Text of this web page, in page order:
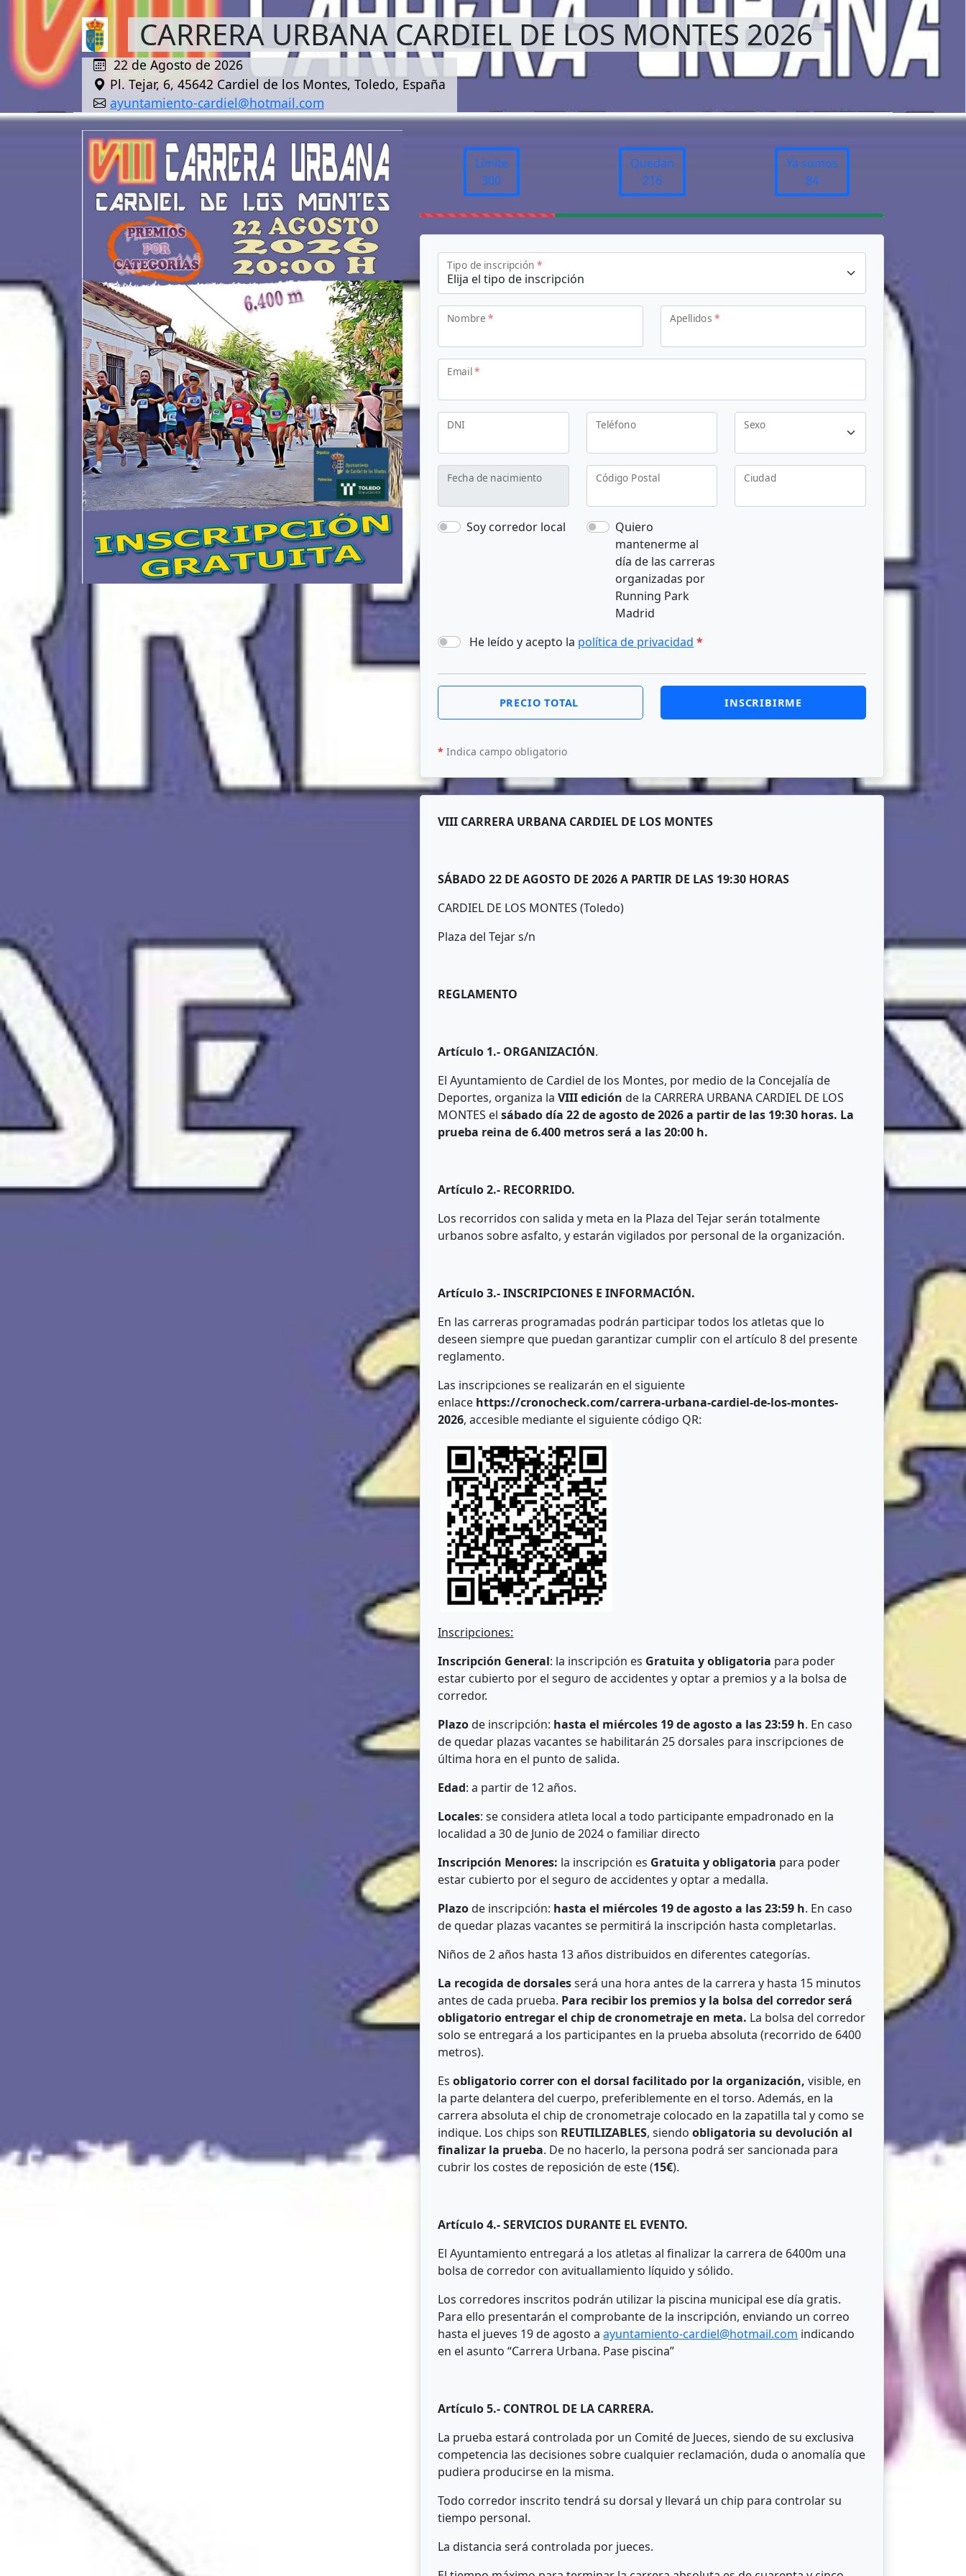
CARRERA URBANA CARDIEL DE LOS MONTES 2026
22 de Agosto de 2026
Pl. Tejar, 6, 45642 Cardiel de los Montes, Toledo, España
ayuntamiento-cardiel@hotmail.com
Límite
300
Quedan
216
Ya somos
84
Tipo de inscripción*
Nombre* Apellidos*
Email*
DNI Teléfono Sexo
Fecha de nacimiento Código Postal Ciudad
Soy corredor local
Quiero
mantenerme al
día de las carreras
organizadas por
Running Park
Madrid
He leído y acepto la política de privacidad *
PRECIO TOTAL INSCRIBIRME
* Indica campo obligatorio
VIII CARRERA URBANA CARDIEL DE LOS MONTES
SÁBADO 22 DE AGOSTO DE 2026 A PARTIR DE LAS 19:30 HORAS
CARDIEL DE LOS MONTES (Toledo)
Plaza del Tejar s/n
REGLAMENTO
Artículo 1.- ORGANIZACIÓN.
El Ayuntamiento de Cardiel de los Montes, por medio de la Concejalía de
Deportes, organiza laVIII ediciónde la CARRERA URBANA CARDIEL DE LOS
MONTES elsábadodía 22 de agosto de 2026 a partir de las 19:30 horas. La
prueba reina de 6.400 metros será a las 20:00 h.
Artículo 2.- RECORRIDO.
Los recorridos con salida y meta en la Plaza del Tejar serán totalmente
urbanos sobre asfalto, y estarán vigilados por personal de la organización.
Artículo 3.- INSCRIPCIONES E INFORMACIÓN.
En las carreras programadas podrán participar todos los atletas que lo
deseen siempre que puedan garantizar cumplir con el artículo 8 del presente
reglamento.
Las inscripciones se realizarán en el siguiente
enlace https://cronocheck.com/carrera-urbana-cardiel-de-los-montes-
2026, accesible mediante el siguiente código QR:
Inscripciones:
Inscripción General: la inscripción es Gratuita y obligatoria para poder
estar cubierto por el seguro de accidentes y optar a premios y a la bolsa de
corredor.
Plazode inscripción: hasta el miércoles 19 de agosto a las 23:59 h. En caso
de quedar plazas vacantes se habilitarán 25 dorsales para inscripciones de
última hora en el punto de salida.
Edad: a partir de 12 años.
Locales: se considera atleta local a todo participante empadronado en la
localidad a 30 de Junio de 2024 o familiar directo
Inscripción Menores: la inscripción es Gratuita y obligatoria para poder
estar cubierto por el seguro de accidentes y optar a medalla.
Plazode inscripción: hasta el miércoles 19 de agosto a las 23:59 h. En caso
de quedar plazas vacantes se permitirá la inscripción hasta completarlas.
Niños de 2 años hasta 13 años distribuidos en diferentes categorías.
La recogida de dorsalesserá una hora antes de la carrera y hasta 15 minutos
antes de cada prueba. Para recibir los premios y la bolsa del corredor será
obligatorio entregar el chip de cronometraje en meta. La bolsa del corredor
solo se entregará a los participantes en la prueba absoluta (recorrido de 6400
metros).
Esobligatorio correr con el dorsal facilitado por la organización,visible, en
la parte delantera del cuerpo, preferiblemente en el torso. Además, en la
carrera absoluta el chip de cronometraje colocado en la zapatilla tal y como se
indique. Los chips son REUTILIZABLES, siendoobligatoria su devolución al
finalizar la prueba. De no hacerlo, la persona podrá ser sancionada para
cubrir los costes de reposición de este (15€).
Artículo 4.- SERVICIOS DURANTE EL EVENTO.
El Ayuntamiento entregará a los atletas al finalizar la carrera de 6400m una
bolsa de corredor con avituallamiento líquido y sólido.
Los corredores inscritos podrán utilizar la piscina municipal ese día gratis.
Para ello presentarán el comprobante de la inscripción, enviando un correo
hasta el jueves 19 de agosto aayuntamiento-cardiel@hotmail.com indicando
en el asunto “Carrera Urbana. Pase piscina”
Artículo 5.- CONTROL DE LA CARRERA.
La prueba estará controlada por un Comité de Jueces, siendo de su exclusiva
competencia las decisiones sobre cualquier reclamación, duda o anomalía que
pudiera producirse en la misma.
Todo corredor inscrito tendrá su dorsal y llevará un chip para controlar su
tiempo personal.
La distancia será controlada por jueces.